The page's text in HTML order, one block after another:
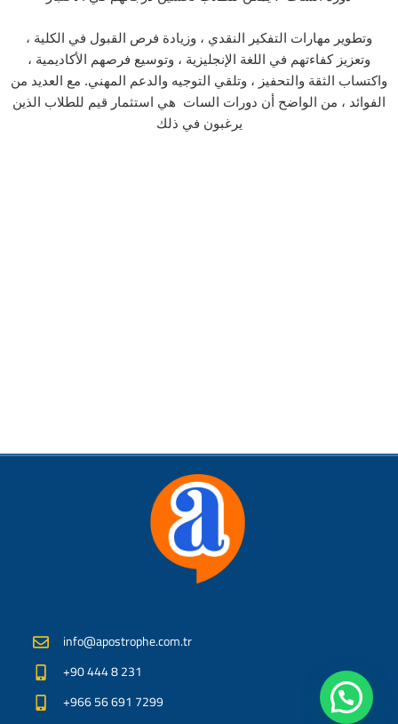
وتطوير مهارات التفكير النقدي ، وزيادة فرص القبول في الكلية ،
وتعزيز كفاءتهم في اللغة الإنجليزية ، وتوسيع فرصهم الأكاديمية ،
واكتساب الثقة والتحفيز ، وتلقي التوجيه والدعم المهني. مع العديد من
الفوائد ، من الواضح أن دورات السات هي استثمار قيم للطلاب الذين
يرغبون في ذلك
info@apostrophe.com.tr
+90 444 8 231
+966 56 691 7299